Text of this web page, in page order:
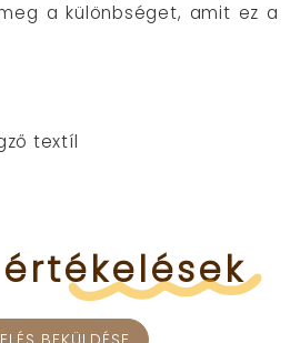
a különbséget, amit ez a
textíl
értékelések